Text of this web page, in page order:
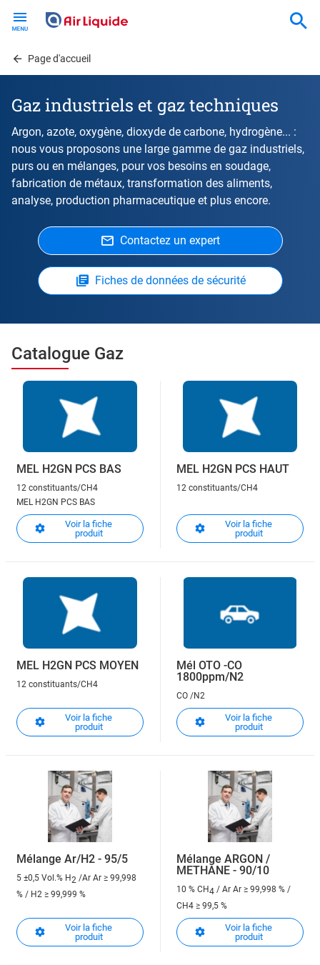
contentPage d'accueil
Gaz industriels et gaz techniques
Argon, azote, oxygène, dioxyde de carbone, hydrogène... :
nous vous proposons une large gamme de gaz industriels,
purs ou en mélanges, pour vos besoins en soudage,
fabrication de métaux, transformation des aliments,
analyse, production pharmaceutique et plus encore.
Contactez un expert
Fiches de données de sécurité
Catalogue Gaz
MEL H2GN PCS BAS
12 constituants/CH4
MEL H2GN PCS BAS
Voir la fiche
produit
MEL H2GN PCS HAUT
12 constituants/CH4
Voir la fiche
produit
MEL H2GN PCS MOYEN
12 constituants/CH4
Voir la fiche
produit
Mél OTO -CO
1800ppm/N2
CO /N2
Voir la fiche
produit
Mélange Ar/H2 - 95/5
5 ±0,5 Vol.% H2 /Ar Ar ≥ 99,998
% / H2 ≥ 99,999 %
Voir la fiche
produit
Mélange ARGON /
METHANE - 90/10
10 % CH4 / Ar Ar ≥ 99,998 % /
CH4 ≥ 99,5 %
Voir la fiche
produit